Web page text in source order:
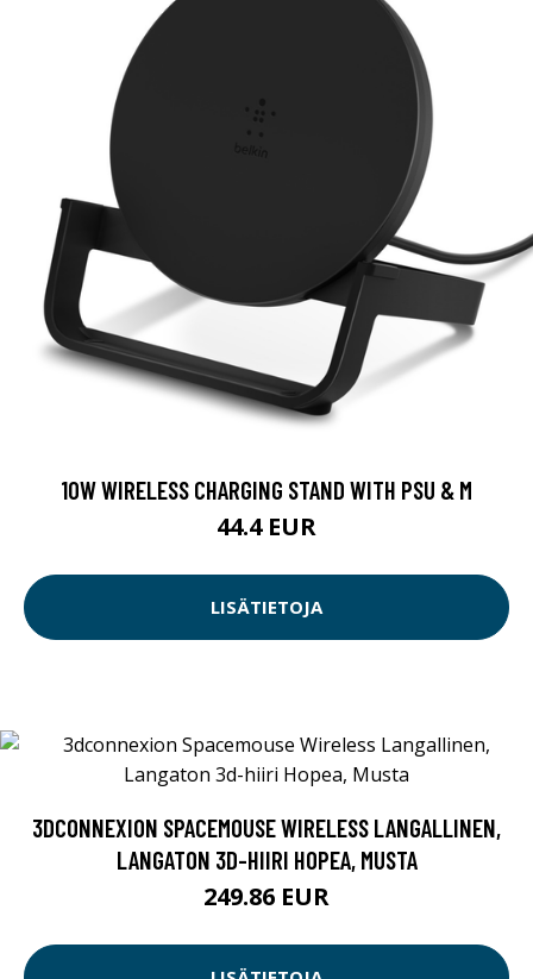
10W WIRELESS CHARGING STAND WITH PSU & M
44.4 EUR
LISÄTIETOJA
3DCONNEXION SPACEMOUSE WIRELESS LANGALLINEN,
LANGATON 3D-HIIRI HOPEA, MUSTA
249.86 EUR